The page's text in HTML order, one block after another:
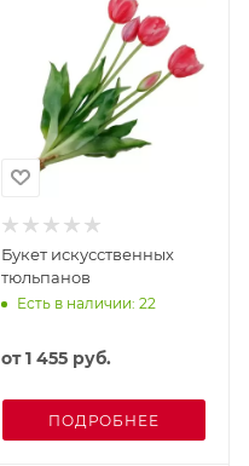
Букет искусственных
тюльпанов
Есть в наличии: 22
от1 455 руб.
ПОДРОБНЕЕ